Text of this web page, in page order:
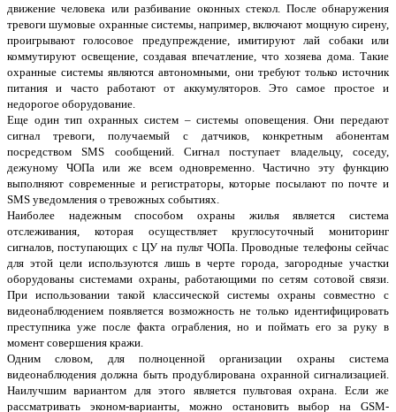
движение человека или разбивание оконных стекол. После обнаружения
тревоги шумовые охранные системы, например, включают мощную сирену,
проигрывают голосовое предупреждение, имитируют лай собаки или
коммутируют освещение, создавая впечатление, что хозяева дома. Такие
охранные системы являются автономными, они требуют только источник
питания и часто работают от аккумуляторов. Это самое простое и
недорогое оборудование.
Еще один тип охранных систем – системы оповещения. Они передают
сигнал тревоги, получаемый с датчиков, конкретным абонентам
посредством SMS сообщений. Сигнал поступает владельцу, соседу,
дежуному ЧОПа или же всем одновременно. Частично эту функцию
выполняют современные и регистраторы, которые посылают по почте и
SMS уведомления о тревожных событиях.
Наиболее надежным способом охраны жилья является система
отслеживания, которая осуществляет круглосуточный мониторинг
сигналов, поступающих с ЦУ на пульт ЧОПа. Проводные телефоны сейчас
для этой цели используются лишь в черте города, загородные участки
оборудованы системами охраны, работающими по сетям сотовой связи.
При использовании такой классической системы охраны совместно с
видеонаблюдением появляется возможность не только идентифицировать
преступника уже после факта ограбления, но и поймать его за руку в
момент совершения кражи.
Одним словом, для полноценной организации охраны система
видеонаблюдения должна быть продублирована охранной сигнализацией.
Наилучшим вариантом для этого является пультовая охрана. Если же
рассматривать эконом-варианты, можно остановить выбор на GSM-